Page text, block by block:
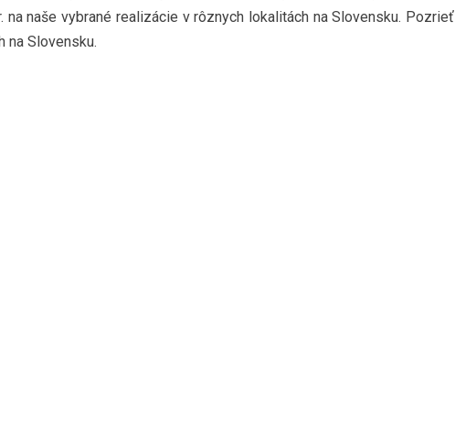
naše vybrané realizácie v rôznych lokalitách na Slovensku. Pozrieť
na Slovensku.